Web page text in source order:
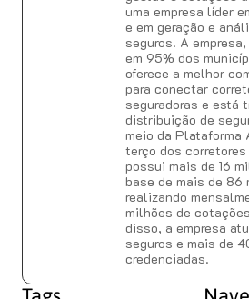
uma empresa líder
e em geração e
seguros. A
em 95% dos
oferece a melhor
para conectar
seguradoras e está
distribuição de
meio da Plataforma
terço dos
possui mais de 16
base de mais de 86
realizando
milhões de
disso, a empresa
seguros e mais de
credenciadas.